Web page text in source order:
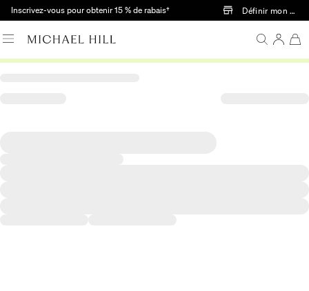
Passer au contenu principal
Inscrivez-vous pour obtenir 15 % de rabais† Définir mon